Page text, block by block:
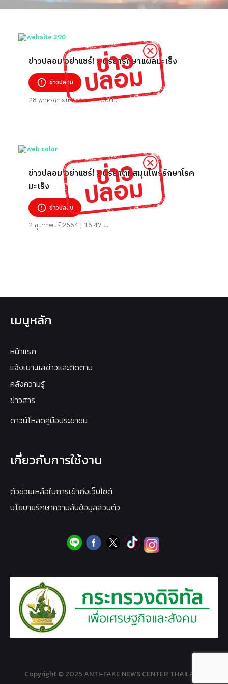
ข่าวปลอม อย่าแชร์! สูตรยารักษาแผลมะเร็ง
ข่าวปลอม
28 พฤศจิกายน 2565 | 11:00 น.
ข่าวปลอม อย่าแชร์! สูตรยาต้มสมุนไพรรักษาโรค
มะเร็ง
ข่าวปลอม
2 กุมภาพันธ์ 2564 | 16:47 น.
เมนูหลัก
หน้าแรก
แจ้งเบาะแสข่าวและติดตาม
คลังความรู้
ข่าวสาร
ดาวน์โหลดคู่มือประชาชน
เกี่ยวกับการใช้งาน
ตัวช่วยเหลือในการเข้าถึงเว็บไซต์
นโยบายรักษาความลับข้อมูลส่วนตัว
Copyright © 2025 ANTI-FAKE NEWS CENTER THAILAND